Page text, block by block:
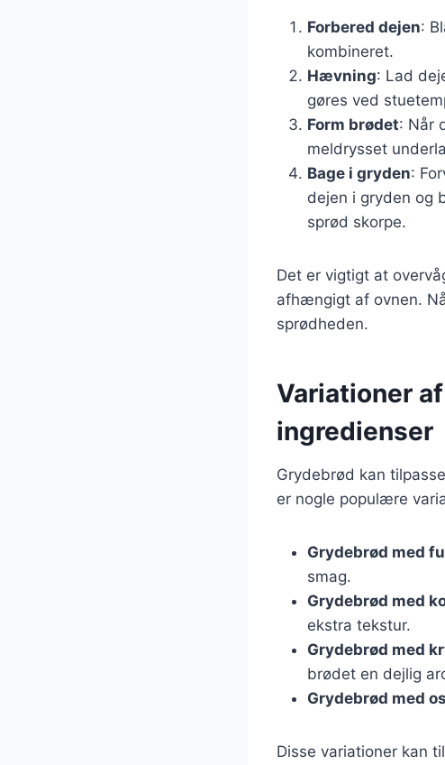
Forbered dejen:
kombineret.
Hævning: Lad
gøres ved
Form brødet: Når
meldrysset
Bage i gryden:
dejen i gryden og
sprød skorpe.
Det er vigtigt at
afhængigt af ovnen.
sprødheden.
Variationer
ingredienser
Grydebrød kan
er nogle populære
Grydebrød med
smag.
Grydebrød med
ekstra tekstur.
Grydebrød med
brødet en dejlig
Grydebrød med
Disse variationer kan